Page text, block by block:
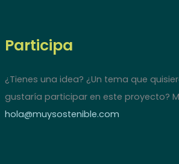
Participa
¿Tienes una idea? ¿Un tema que
gustaría participar en este proyecto?
hola@muysostenible.com